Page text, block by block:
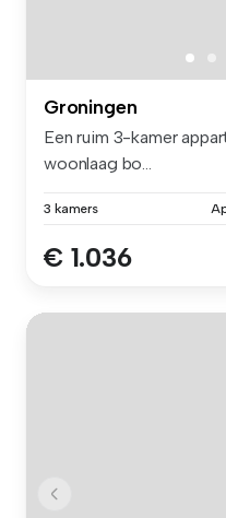
Groningen
Een ruim 3-kamer
woonlaag bo...
3 kamers
€ 1.036